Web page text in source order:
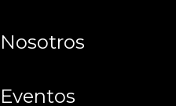
nosotros
eventos